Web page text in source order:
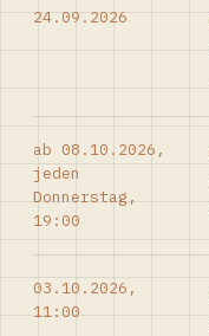
24.09.2026
ab 08.10.2026,
jeden
Donnerstag,
19:00
03.10.2026,
11:00